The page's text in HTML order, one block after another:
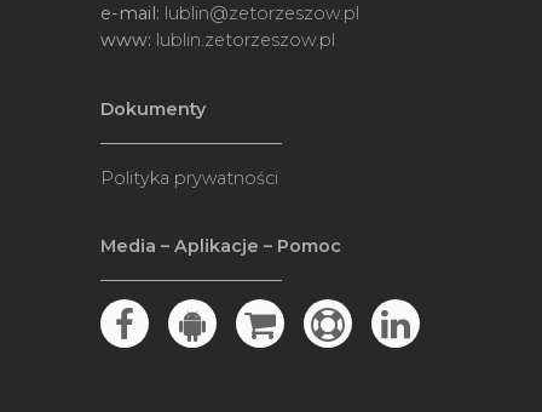
e-mail: lublin@zetorzeszow.pl
www: lublin.zetorzeszow.pl
Dokumenty
Polityka prywatności
Media – Aplikacje – Pomoc